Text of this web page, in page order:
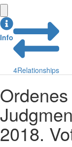
Info
4Relationships
2018.